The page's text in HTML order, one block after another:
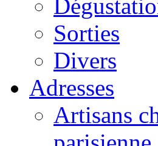
Sorties
Divers
Adresses
Artisans